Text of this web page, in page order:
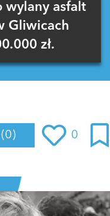
wylany asfalt
Gliwicach
zł.
(0) 0